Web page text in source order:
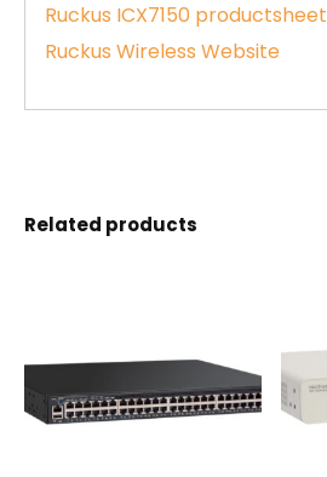
Ruckus ICX7150 productsheet
Ruckus Wireless Website
Related products